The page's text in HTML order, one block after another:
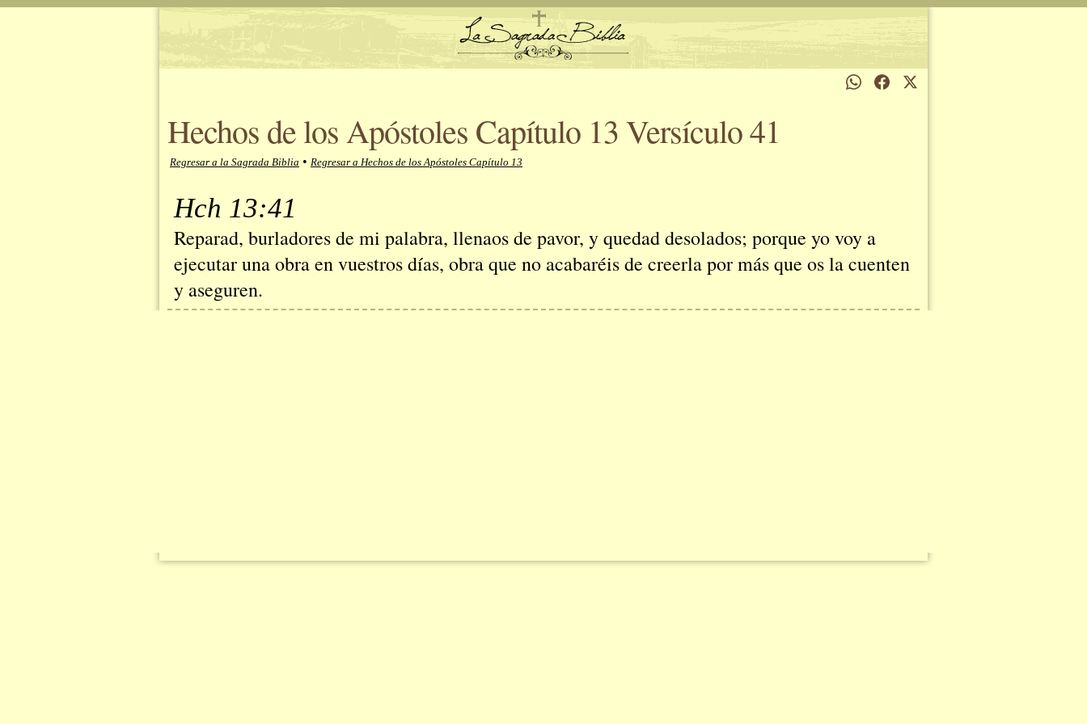
Hechos de los Apóstoles Capítulo 13 Versículo 41
Regresar a la Sagrada Biblia • Regresar a Hechos de los Apóstoles Capítulo 13
Hch 13:41
Reparad, burladores de mi palabra, llenaos de pavor, y quedad desolados; porque yo voy a
ejecutar una obra en vuestros días, obra que no acabaréis de creerla por más que os la cuenten
y aseguren.